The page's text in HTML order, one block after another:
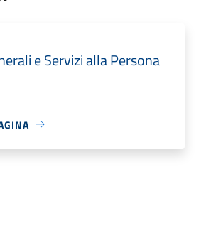
e Servizi alla Persona